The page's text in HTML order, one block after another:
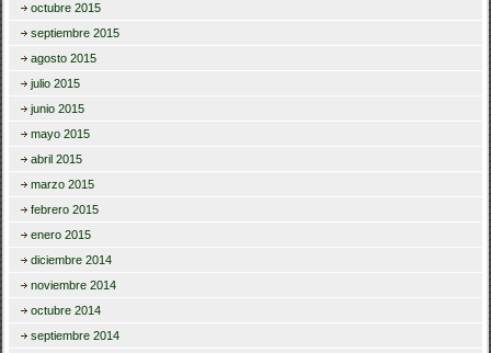
octubre 2015
septiembre 2015
agosto 2015
julio 2015
junio 2015
mayo 2015
abril 2015
marzo 2015
febrero 2015
enero 2015
diciembre 2014
noviembre 2014
octubre 2014
septiembre 2014